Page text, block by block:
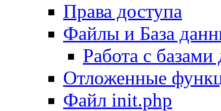
Права доступа
Файлы и База
Работа с
Отложенные
Файл init.php